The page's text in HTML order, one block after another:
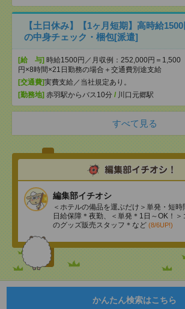
【土日休み】【1ヶ月短期】高時給
の中身チェック・梱包[派遣]
[給 与] 時給1500円／月収例：252,000円＝1,500
円×8時間×21日勤務の場合＋交通費別途支給
[交通費]実費支給／当社規定あり。
[勤務地] 赤羽駅からバス10分 / 川口元郷駅
すべて見る
編集部イチオシ
＜ホテルの備品を運ぶだけ＞単発・短
日給保障＊夜勤、＜単発＊1日～OK！
のグッズ販売スタッフ＊など (8/6UP!)
かんたん検索はこちら